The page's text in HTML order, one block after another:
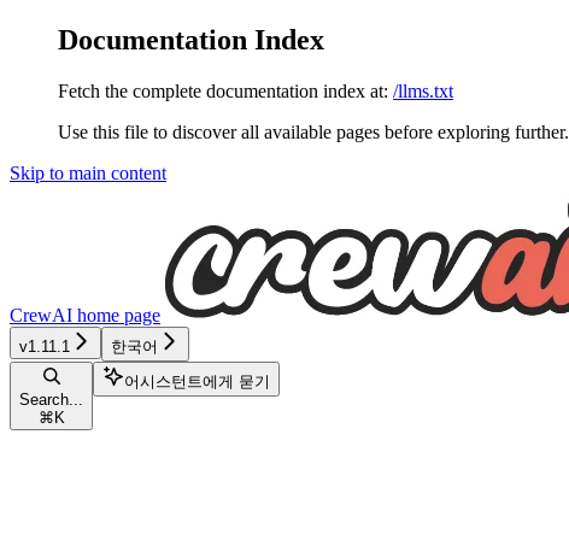
Documentation Index
Fetch the complete documentation index at: /llms.txt
Use this file to discover all available pages before exploring further.
Skip to main content
CrewAI home page
v1.11.1 한국어
Search...
⌘ K
어시스턴트에게 묻기